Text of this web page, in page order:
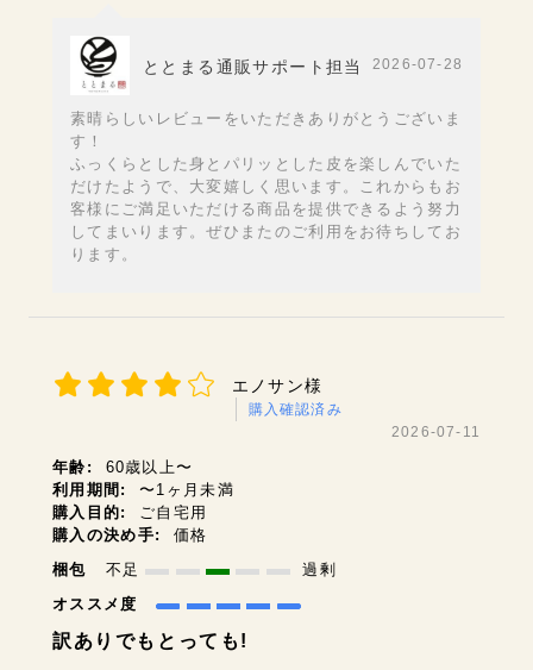
ととまる通販サポート担当 2026-07-28
素晴らしいレビューをいただきありがとうございま
す！
ふっくらとした身とパリッとした皮を楽しんでいた
だけたようで、大変嬉しく思います。これからもお
客様にご満足いただける商品を提供できるよう努力
してまいります。ぜひまたのご利用をお待ちしてお
ります。
エノサン様
購入確認済み
2026-07-11
年齢:
60歳以上〜
利用期間:
〜1ヶ月未満
購入目的:
ご自宅用
購入の決め手:
価格
梱包
不足
過剰
オススメ度
訳ありでもとっても!